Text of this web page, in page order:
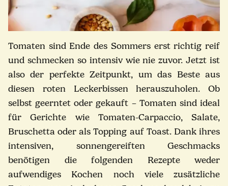
Tomaten sind Ende des Sommers erst richtig reif
und schmecken so intensiv wie nie zuvor. Jetzt ist
also der perfekte Zeitpunkt, um das Beste aus
diesen roten Leckerbissen herauszuholen. Ob
selbst geerntet oder gekauft – Tomaten sind ideal
für Gerichte wie Tomaten-Carpaccio, Salate,
Bruschetta oder als Topping auf Toast. Dank ihres
intensiven, sonnengereiften Geschmacks
benötigen die folgenden Rezepte weder
aufwendiges Kochen noch viele zusätzliche